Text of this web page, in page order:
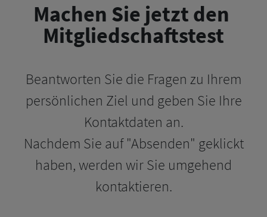
Machen Sie jetzt den
Mitgliedschaftstest
Beantworten Sie die Fragen zu Ihrem
persönlichen Ziel und geben Sie Ihre
Kontaktdaten an.
Nachdem Sie auf "Absenden" geklickt
haben, werden wir Sie umgehend
kontaktieren.